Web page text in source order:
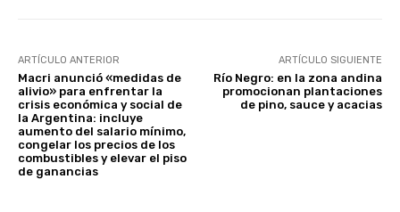
ARTÍCULO ANTERIOR
Macri anunció «medidas de
alivio» para enfrentar la
crisis económica y social de
la Argentina: incluye
aumento del salario mínimo,
congelar los precios de los
combustibles y elevar el piso
de ganancias
ARTÍCULO SIGUIENTE
Río Negro: en la zona andina
promocionan plantaciones
de pino, sauce y acacias